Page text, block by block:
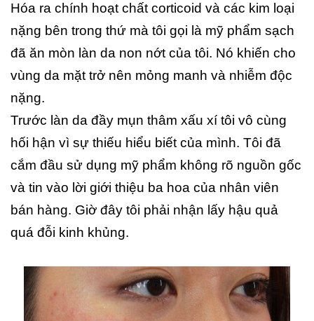
Hóa ra chính hoạt chất corticoid và các kim loại
nặng bên trong thứ mà tôi gọi là mỹ phẩm sạch
đã ăn mòn làn da non nớt của tôi. Nó khiến cho
vùng da mặt trở nên mỏng manh và nhiễm độc
nặng.
Trước làn da đầy mụn thâm xấu xí tôi vô cùng
hối hận vì sự thiếu hiểu biết của mình. Tôi đã
cắm đầu sử dụng mỹ phẩm không rõ nguồn gốc
và tin vào lời giới thiệu ba hoa của nhân viên
bán hàng. Giờ đây tôi phải nhận lấy hậu quả
quá đỗi kinh khủng.